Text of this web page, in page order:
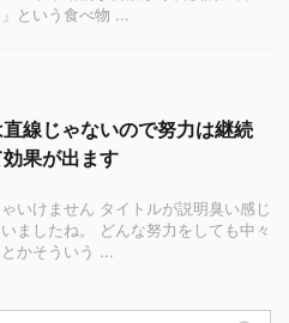
という食べ物 ...
線じゃないので努力は継続
果が出ます
いけません タイトルが説明臭い感じ
ましたね。 どんな努力をしても中々
かそういう ...